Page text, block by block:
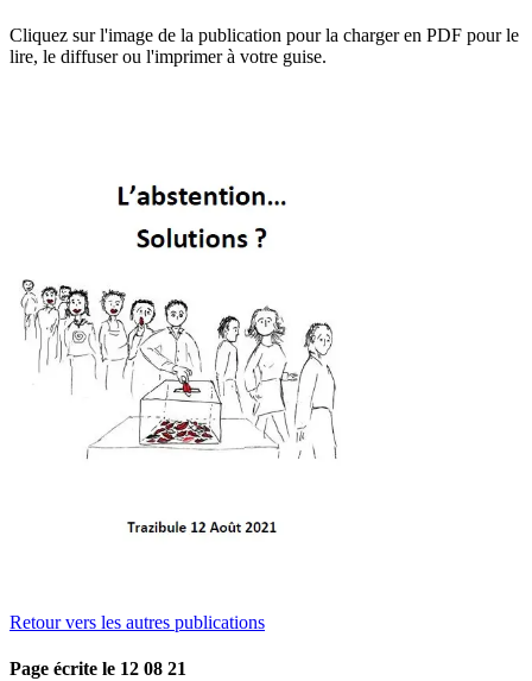
Cliquez sur l'image de la publication pour la charger en PDF pour le
lire, le diffuser ou l'imprimer à votre guise.
Retour vers les autres publications
Page écrite le 12 08 21